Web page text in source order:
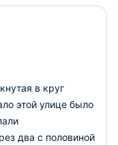
в круг
этой улице было
два с половиной